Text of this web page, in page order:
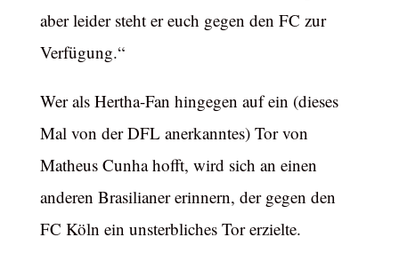
aber leider steht er euch gegen den FC zur
Verfügung.“
Wer als Hertha-Fan hingegen auf ein (dieses
Mal von der DFL anerkanntes) Tor von
Matheus Cunha hofft, wird sich an einen
anderen Brasilianer erinnern, der gegen den
FC Köln ein unsterbliches Tor erzielte.